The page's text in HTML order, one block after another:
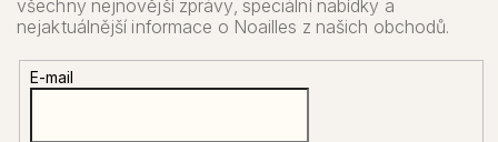
E-mail